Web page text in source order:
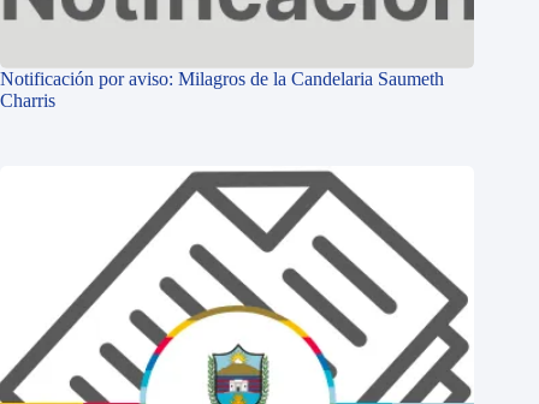
Notificación por aviso: Milagros de la Candelaria Saumeth
Charris